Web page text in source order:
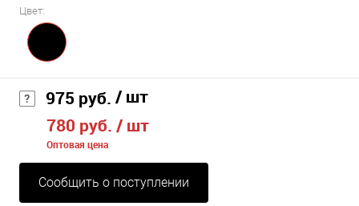
Цвет:
975 руб. / шт
780 руб. / шт
Оптовая цена
Сообщить о поступлении